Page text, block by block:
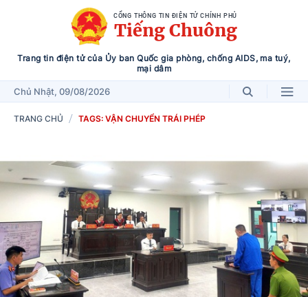
CỔNG THÔNG TIN ĐIỆN TỬ CHÍNH PHỦ
Tiếng Chuông
Trang tin điện tử của Ủy ban Quốc gia phòng, chống AIDS, ma tuý,
mại dâm
Chủ Nhật, 09/08/2026
TRANG CHỦ TAGS: VẬN CHUYỂN TRÁI PHÉP